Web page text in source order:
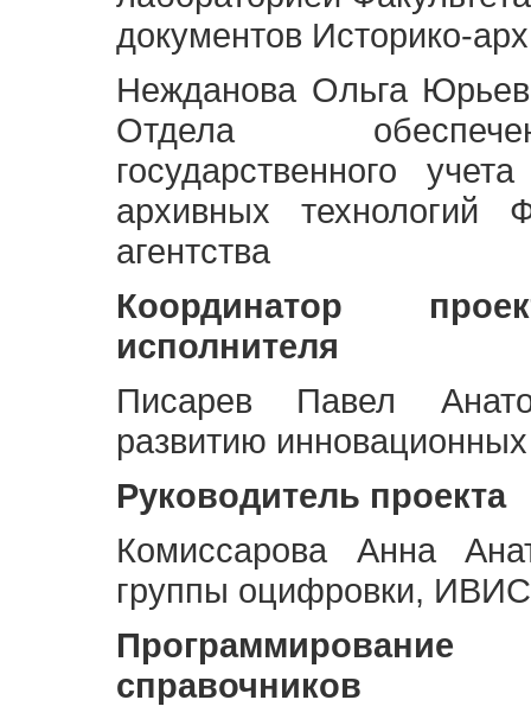
документов Историко-
Нежданова Ольга
Отдела
государственного
архивных технологий
агентства
Координатор
исполнителя
Писарев Павел
развитию
Руководитель проекта
Комиссарова Анна
группы оцифровки, ИВИС
Программирование
справочников